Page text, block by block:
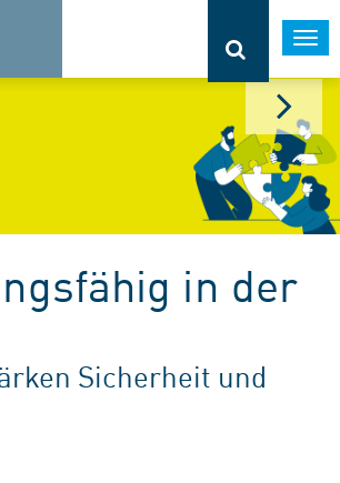
in der
Sicherheit und